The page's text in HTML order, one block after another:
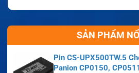
SẢN PHẨM
Pin CS-UPX500TW.5
Panion CP0150,